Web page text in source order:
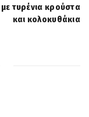
τυρένια κρούστα
και κολοκυθάκια